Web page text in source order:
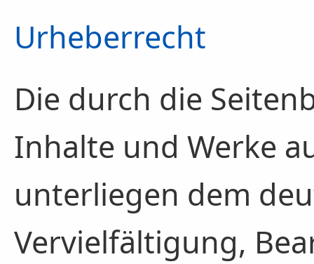
Urheberrecht
Die durch die
Inhalte und Werke
unterliegen dem
Vervielfältigung,